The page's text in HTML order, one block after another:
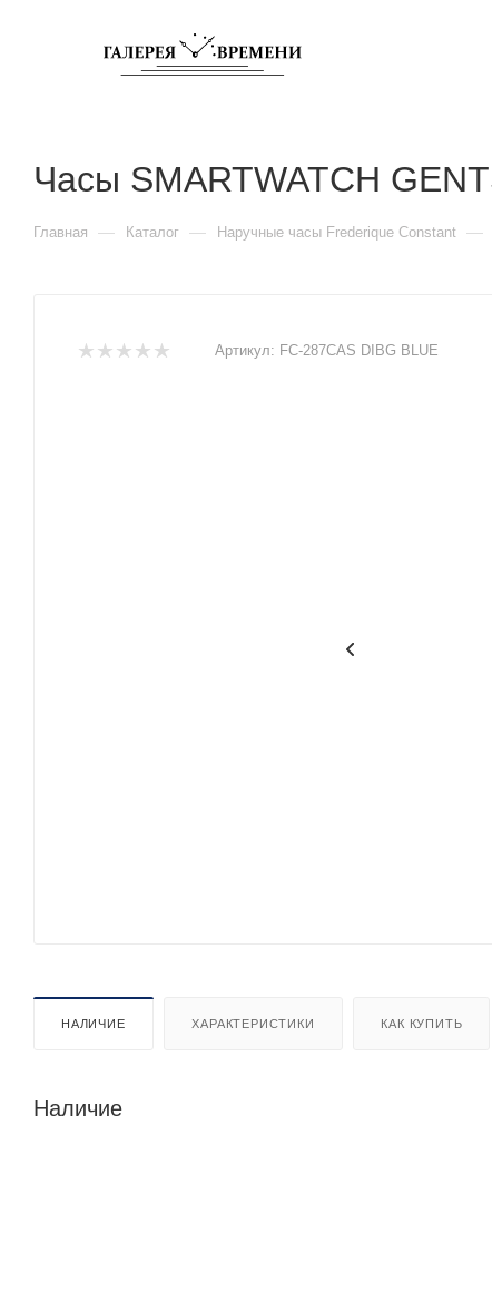
Часы SMARTWATCH
Главная — Каталог — Наручные часы Frederique Constant —
Артикул: FC-287CAS DIBG BLUE
НАЛИЧИЕ ХАРАКТЕРИСТИКИ КАК КУПИТЬ
Наличие